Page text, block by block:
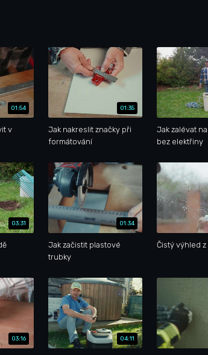
01:54
v
01:35
Jak nakreslit značky při
formátování
Jak zalévat
bez elektřiny
03:31 01:34
Jak začistit plastové
trubky
Čistý výhled z
03:16 04:11